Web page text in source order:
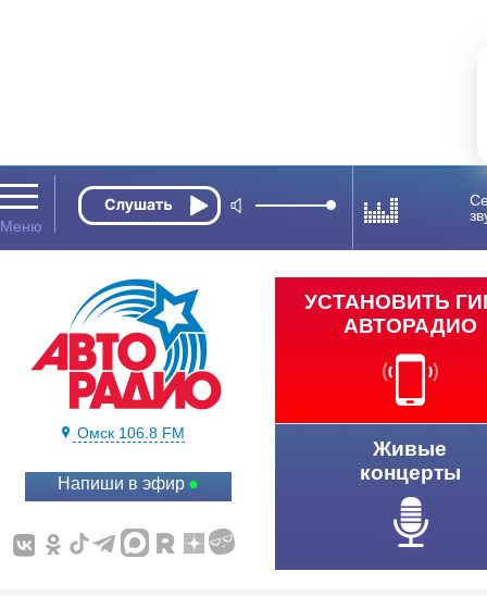
Омск 106.8 FM
Напиши в эфир
УСТАНОВИТЬ
АВТОРАДИО
Живые
концерты